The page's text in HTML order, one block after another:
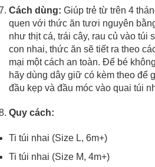
Cách dùng: Giúp trẻ từ trên 4
quen với thức ăn tươi nguyên
như thịt cá, trái cây, rau củ vào túi
con nhai, thức ăn sẽ tiết ra theo
mại một cách an toàn. Để bé
hãy dùng dây giữ có kèm theo để
đầu kẹp và đầu móc vào quai túi
Quy cách:
Ti túi nhai (Size L, 6m+)
Ti túi nhai (Size M, 4m+)